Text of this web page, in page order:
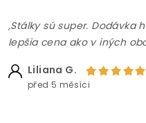
,Stálky sú super. Dodávka
lepšia cena ako v iných
Liliana G.
před 5 měsíci